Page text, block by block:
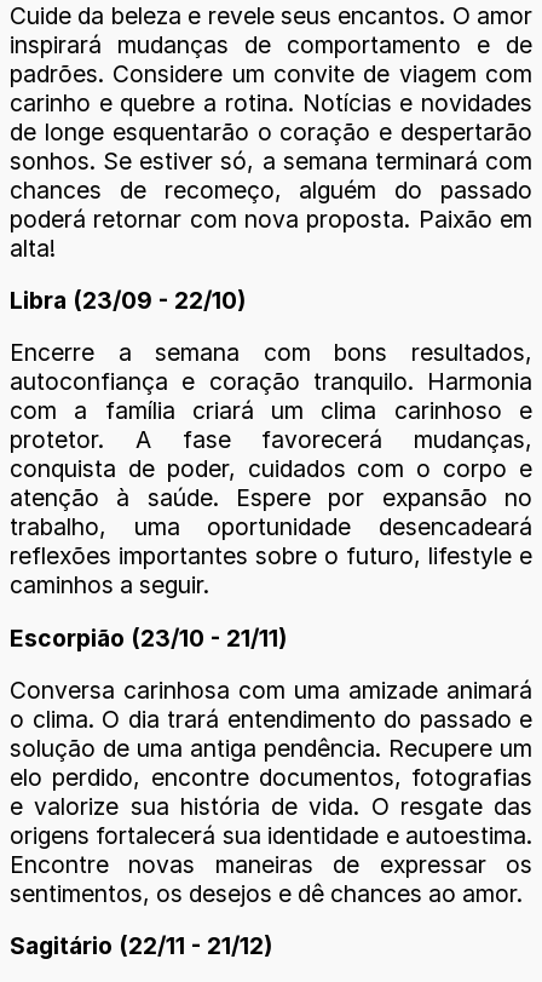
Cuide da beleza e revele seus encantos. O amor
inspirará mudanças de comportamento e de
padrões. Considere um convite de viagem com
carinho e quebre a rotina. Notícias e novidades
de longe esquentarão o coração e despertarão
sonhos. Se estiver só, a semana terminará com
chances de recomeço, alguém do passado
poderá retornar com nova proposta. Paixão em
alta!
Libra (23/09 - 22/10)
Encerre a semana com bons resultados,
autoconfiança e coração tranquilo. Harmonia
com a família criará um clima carinhoso e
protetor. A fase favorecerá mudanças,
conquista de poder, cuidados com o corpo e
atenção à saúde. Espere por expansão no
trabalho, uma oportunidade desencadeará
reflexões importantes sobre o futuro, lifestyle e
caminhos a seguir.
Escorpião (23/10 - 21/11)
Conversa carinhosa com uma amizade animará
o clima. O dia trará entendimento do passado e
solução de uma antiga pendência. Recupere um
elo perdido, encontre documentos, fotografias
e valorize sua história de vida. O resgate das
origens fortalecerá sua identidade e autoestima.
Encontre novas maneiras de expressar os
sentimentos, os desejos e dê chances ao amor.
Sagitário (22/11 - 21/12)